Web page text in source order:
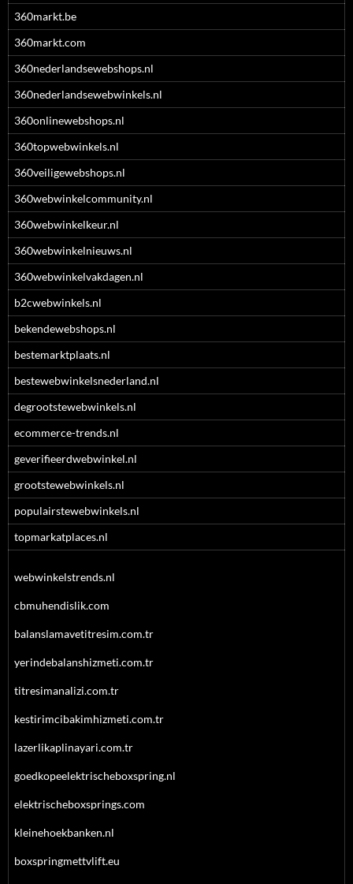
360markt.be
360markt.com
360nederlandsewebshops.nl
360nederlandsewebwinkels.nl
360onlinewebshops.nl
360topwebwinkels.nl
360veiligewebshops.nl
360webwinkelcommunity.nl
360webwinkelkeur.nl
360webwinkelnieuws.nl
360webwinkelvakdagen.nl
b2cwebwinkels.nl
bekendewebshops.nl
bestemarktplaats.nl
bestewebwinkelsnederland.nl
degrootstewebwinkels.nl
ecommerce-trends.nl
geverifieerdwebwinkel.nl
grootstewebwinkels.nl
populairstewebwinkels.nl
topmarkatplaces.nl
webwinkelstrends.nl
cbmuhendislik.com
balanslamavetitresim.com.tr
yerindebalanshizmeti.com.tr
titresimanalizi.com.tr
kestirimcibakimhizmeti.com.tr
lazerlikaplinayari.com.tr
goedkopeelektrischeboxspring.nl
elektrischeboxsprings.com
kleinehoekbanken.nl
boxspringmettvlift.eu